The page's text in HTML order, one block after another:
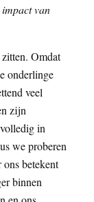
van
Omdat
onderlinge
veel
zijn
in
we proberen
betekent
binnen